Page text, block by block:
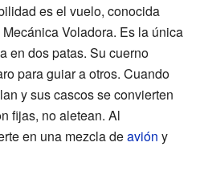
es el vuelo, conocida
Voladora. Es la única
en dos patas. Su cuerno
para guiar a otros. Cuando
y sus cascos se convierten
fijas, no aletean. Al
en una mezcla deavión y